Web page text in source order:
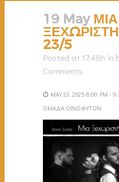
19 MayΜΙΑ
23/5
Posted at 17:48h in
Comments
MAY 23, 2025 8:00 PM -
ΟΜΑΔΑ ΟΙΝΟΦΥΤΩΝ